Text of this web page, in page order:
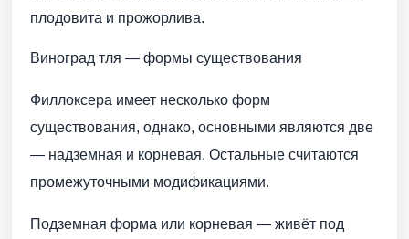
плодовита и прожорлива.
Виноград тля — формы существования
Филлоксера имеет несколько форм
существования, однако, основными являются две
— надземная и корневая. Остальные считаются
промежуточными модификациями.
Подземная форма или корневая — живёт под